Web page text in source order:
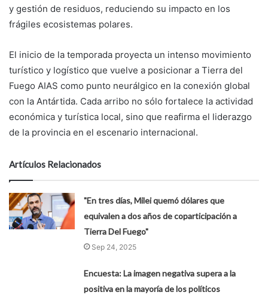
y gestión de residuos, reduciendo su impacto en los
frágiles ecosistemas polares.
El inicio de la temporada proyecta un intenso movimiento
turístico y logístico que vuelve a posicionar a Tierra del
Fuego AIAS como punto neurálgico en la conexión global
con la Antártida. Cada arribo no sólo fortalece la actividad
económica y turística local, sino que reafirma el liderazgo
de la provincia en el escenario internacional.
Artículos Relacionados
"En tres días, Milei quemó dólares que
equivalen a dos años de coparticipación a
Tierra Del Fuego"
Sep 24, 2025
Encuesta: La imagen negativa supera a la
positiva en la mayoría de los políticos